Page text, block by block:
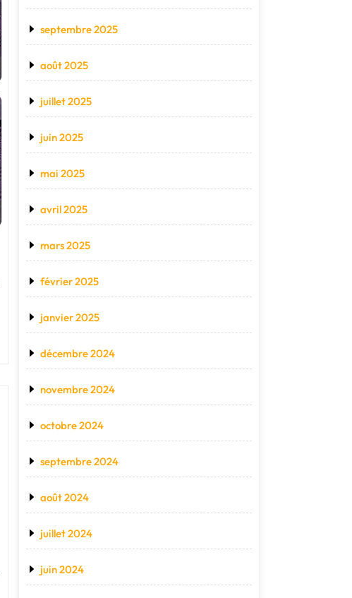
septembre 2025
août 2025
juillet 2025
juin 2025
mai 2025
avril 2025
mars 2025
février 2025
janvier 2025
décembre 2024
novembre 2024
octobre 2024
septembre 2024
août 2024
juillet 2024
juin 2024